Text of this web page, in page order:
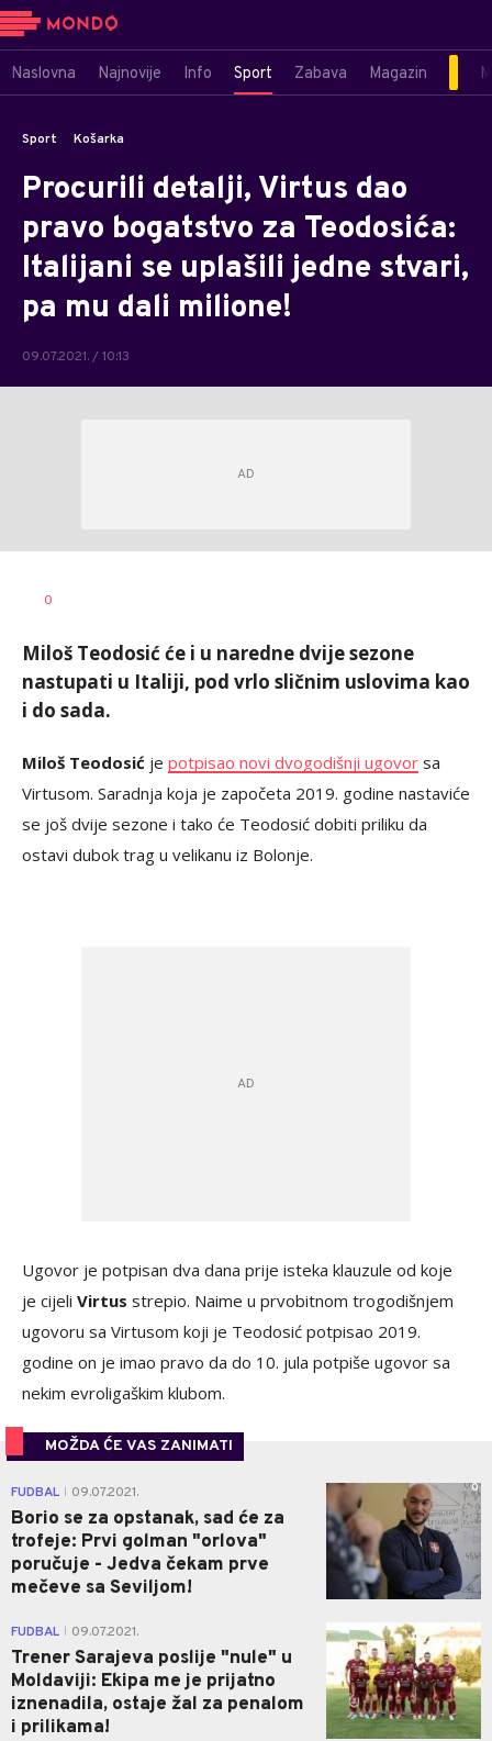
Naslovna Najnovije Info Sport Zabava Magazin
Sport Košarka
Procurili detalji, Virtus dao
pravo bogatstvo za Teodosića:
Italijani se uplašili jedne stvari,
pa mu dali milione!
09.07.2021. / 10:13
AUTOR
0
Miloš Teodosić će i u naredne dvije sezone
nastupati u Italiji, pod vrlo sličnim uslovima kao
i do sada.
Miloš Teodosić je potpisao novi dvogodišnji ugovor sa
Virtusom. Saradnja koja je započeta 2019. godine nastaviće
se još dvije sezone i tako će Teodosić dobiti priliku da
ostavi dubok trag u velikanu iz Bolonje.
Ugovor je potpisan dva dana prije isteka klauzule od koje
je cijeli Virtus strepio. Naime u prvobitnom trogodišnjem
ugovoru sa Virtusom koji je Teodosić potpisao 2019.
godine on je imao pravo da do 10. jula potpiše ugovor sa
nekim evroligaškim klubom.
MOŽDA ĆE VAS ZANIMATI
FUDBAL 09.07.2021.
Borio se za opstanak, sad će za
trofeje: Prvi golman "orlova"
poručuje - Jedva čekam prve
mečeve sa Seviljom!
0
FUDBAL 09.07.2021.
Trener Sarajeva poslije "nule" u
Moldaviji: Ekipa me je prijatno
iznenadila, ostaje žal za penalom
i prilikama!
0